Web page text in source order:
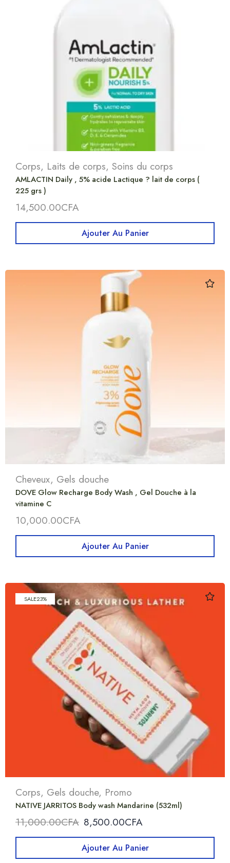
Corps, Laits de corps, Soins du corps
AMLACTIN Daily , 5% acide Lactique ? lait de corps (
225 grs )
14,500.00CFA
Ajouter Au Panier
Cheveux, Gels douche
DOVE Glow Recharge Body Wash , Gel Douche à la
vitamine C
10,000.00CFA
Ajouter Au Panier
SALE23%
Corps, Gels douche, Promo
NATIVE JARRITOS Body wash Mandarine (532ml)
11,000.00CFA 8,500.00CFA
Ajouter Au Panier